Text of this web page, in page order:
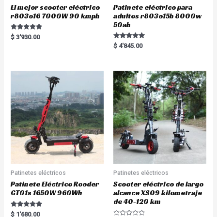
El mejor scooter eléctrico
r803o16 7000W 90 kmph
Rated
5.00
$ 3'930.00
Patinete eléctrico para
adultos r803o15b 8000w
50ah
Rated
5.00
$ 4'845.00
Patinetes eléctricos
Patinete Eléctrico Rooder
GT01s 1650W 960Wh
Rated
$ 1'680.00
Patinetes eléctricos
Scooter eléctrico de largo
alcance XS09 kilometraje
de 40-120 km